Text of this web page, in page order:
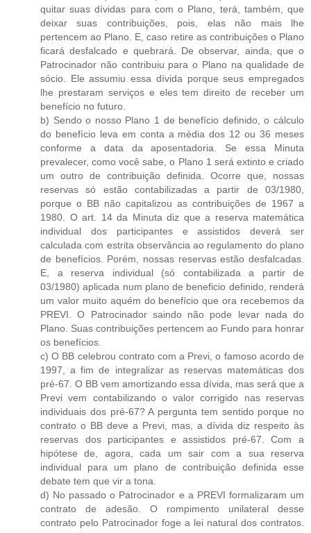
quitar suas dívidas para com o Plano, terá, também, que
deixar suas contribuições, pois, elas não mais lhe
pertencem ao Plano. E, caso retire as contribuições o Plano
ficará desfalcado e quebrará. De observar, ainda, que o
Patrocinador não contribuiu para o Plano na qualidade de
sócio. Ele assumiu essa dívida porque seus empregados
lhe prestaram serviços e eles tem direito de receber um
benefício no futuro.
b) Sendo o nosso Plano 1 de benefício definido, o cálculo
do benefício leva em conta a média dos 12 ou 36 meses
conforme a data da aposentadoria. Se essa Minuta
prevalecer, como você sabe, o Plano 1 será extinto e criado
um outro de contribuição definida. Ocorre que, nossas
reservas só estão contabilizadas a partir de 03/1980,
porque o BB não capitalizou as contribuições de 1967 a
1980. O art. 14 da Minuta diz que a reserva matemática
individual dos participantes e assistidos deverá ser
calculada com estrita observância ao regulamento do plano
de benefícios. Porém, nossas reservas estão desfalcadas.
E, a reserva individual (só contabilizada a partir de
03/1980) aplicada num plano de beneficio definido, renderá
um valor muito aquém do benefício que ora recebemos da
PREVI. O Patrocinador saindo não pode levar nada do
Plano. Suas contribuições pertencem ao Fundo para honrar
os benefícios.
c) O BB celebrou contrato com a Previ, o famoso acordo de
1997, a fim de integralizar as reservas matemáticas dos
pré-67. O BB vem amortizando essa dívida, mas será que a
Previ vem contabilizando o valor corrigido nas reservas
individuais dos pré-67? A pergunta tem sentido porque no
contrato o BB deve a Previ, mas, a dívida diz respeito às
reservas dos participantes e assistidos pré-67. Com a
hipótese de, agora, cada um sair com a sua reserva
individual para um plano de contribuição definida esse
debate tem que vir a tona.
d) No passado o Patrocinador e a PREVI formalizaram um
contrato de adesão. O rompimento unilateral desse
contrato pelo Patrocinador foge a lei natural dos contratos.